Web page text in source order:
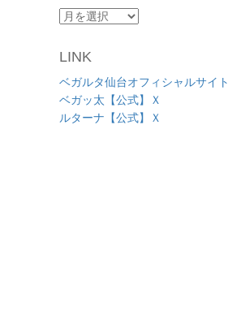
ARCHIVE
LINK
ベガルタ仙台オフィシャルサイト
ベガッ太【公式】Ｘ
ルターナ【公式】Ｘ